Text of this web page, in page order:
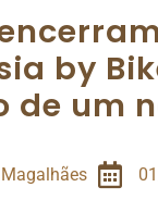
by
de um